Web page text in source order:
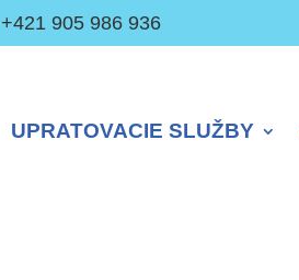
+421 905 986 936
UPRATOVACIE SLUŽBY